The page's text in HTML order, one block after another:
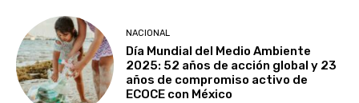
NACIONAL
Día Mundial del Medio Ambiente
2025: 52 años de acción global y 23
años de compromiso activo de
ECOCE con México